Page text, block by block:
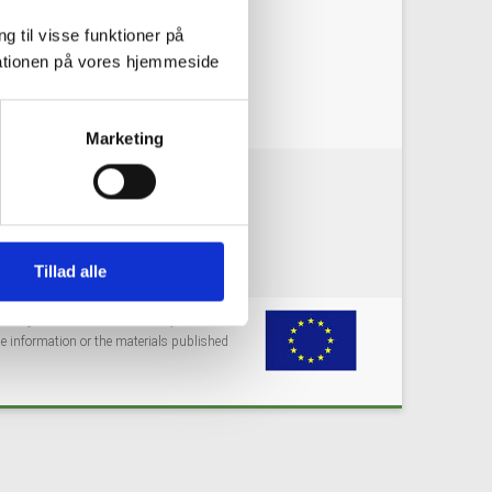
til visse funktioner på
på vores hjemmeside
Marketing
Tillad alle
Privacy policy
information or the materials published